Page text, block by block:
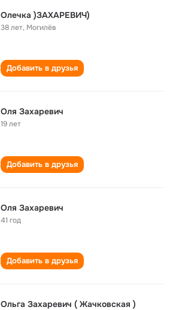
Олечка )ЗАХАРЕВИЧ)
38 лет, Могилёв
Добавить в друзья
Оля Захаревич
19 лет
Добавить в друзья
Оля Захаревич
41 год
Добавить в друзья
Ольга Захаревич ( Жачковская )